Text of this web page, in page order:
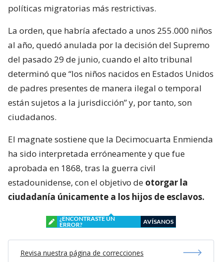
políticas migratorias más restrictivas.
La orden, que habría afectado a unos 255.000 niños
al año, quedó anulada por la decisión del Supremo
del pasado 29 de junio, cuando el alto tribunal
determinó que “los niños nacidos en Estados Unidos
de padres presentes de manera ilegal o temporal
están sujetos a la jurisdicción” y, por tanto, son
ciudadanos.
El magnate sostiene que la Decimocuarta Enmienda
ha sido interpretada erróneamente y que fue
aprobada en 1868, tras la guerra civil
estadounidense, con el objetivo de otorgar la
ciudadanía únicamente a los hijos de esclavos.
¿ENCONTRASTE UN
ERROR?
AVÍSANOS
Revisa nuestra página de correcciones